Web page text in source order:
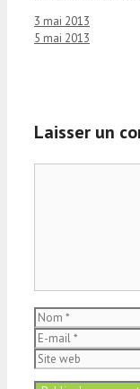
3 mai 2013
5 mai 2013
Laisser un
Nom